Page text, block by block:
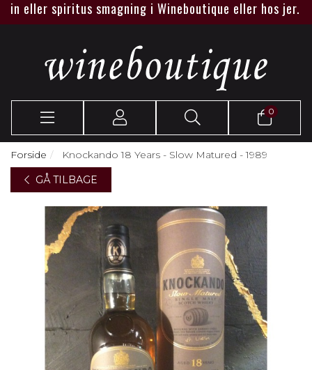
spiritus smagning i Wineboutique eller hos jer.
0
Forside
Knockando 18 Years - Slow Matured - 1989
GÅ TILBAGE